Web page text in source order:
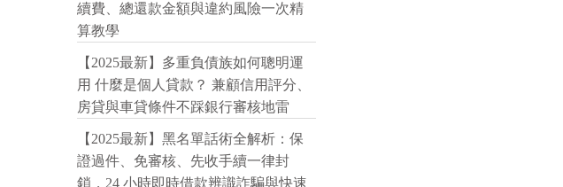
續費、總還款金額與違約風險一次精
算教學
【2025最新】多重負債族如何聰明運
用 什麼是個人貸款？ 兼顧信用評分、
房貸與車貸條件不踩銀行審核地雷
【2025最新】黑名單話術全解析：保
證過件、免審核、先收手續一律封
鎖，24 小時即時借款辨識詐騙與快速